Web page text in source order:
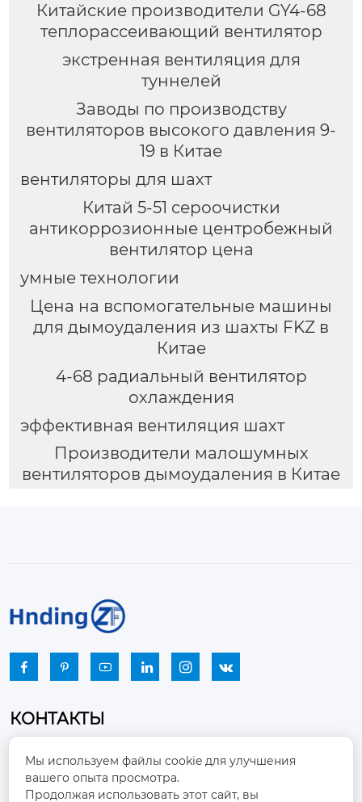
Китайские производители GY4-68
теплорассеивающий вентилятор
экстренная вентиляция для
туннелей
Заводы по производству
вентиляторов высокого давления 9-
19 в Китае
вентиляторы для шахт
Китай 5-51 сероочистки
антикоррозионные центробежный
вентилятор цена
умные технологии
Цена на вспомогательные машины
для дымоудаления из шахты FKZ в
Китае
4-68 радиальный вентилятор
охлаждения
эффективная вентиляция шахт
Производители малошумных
вентиляторов дымоудаления в Китае
     
КОНТАКТЫ

Промышленный парк, город Наньцзяо,
район Чжоуцунь, город Цзыбо, провинция
Шаньдун
Мы используем файлы cookie для улучшения
вашего опыта просмотра.
Продолжая использовать этот сайт, вы